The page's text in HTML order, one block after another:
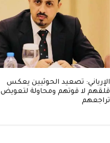
الإرياني: تصعيد الحوثيين يعكس
قلقهم لا قوتهم ومحاولة لتعويض
تراجعهم